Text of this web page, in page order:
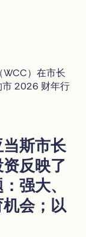
WCC）在市长
2026 财年行
斯市长
反映了
强大、
会；以